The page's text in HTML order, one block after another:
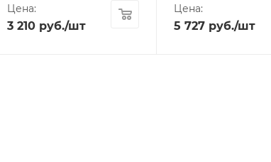
Цена:
3 210 руб./шт
Цена:
5 727 руб./шт